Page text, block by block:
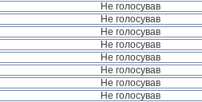
Не голосував
Не голосував
Не голосував
Не голосував
Не голосував
Не голосував
Не голосував
Не голосував